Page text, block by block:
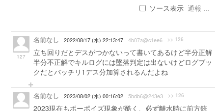
ソース表示 通報 ...
127
名前なし 2022/08/17 (水) 22:13:47 4b07a@c1ee6 >> 126
立ち回りだとデスがつかないって書いてあるけど半分正解
半分不正解でキルログには墜落判定は出ないけどログブッ
クだとバッチリ1デス分加算されるんだよね
名前なし 2023/08/02 (水) 00:16:02 5bdb6@243e3 >> 126
2023現在もポーポイズ現象が酷く、必ず離水時に前方銃